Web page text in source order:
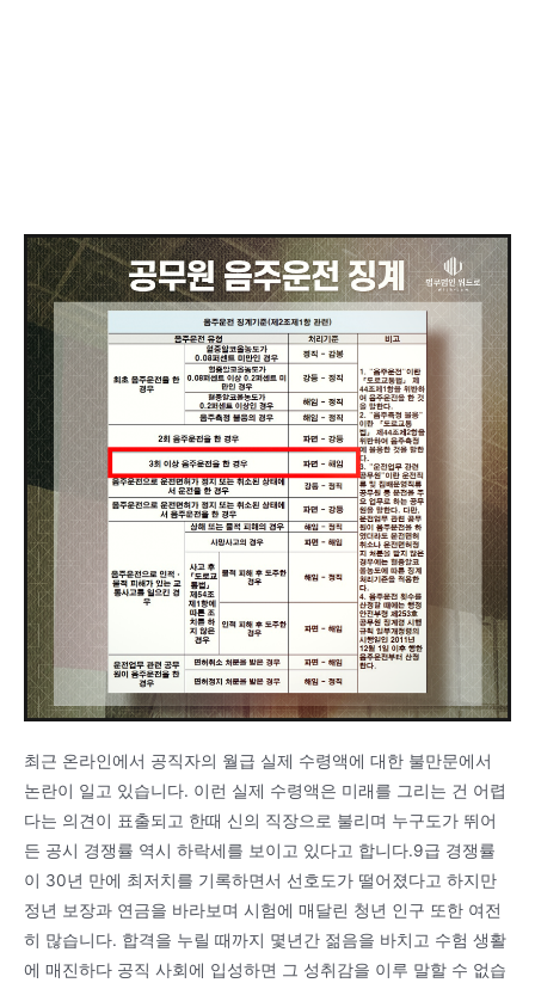
최근 온라인에서 공직자의 월급 실제 수령액에 대한 불만문에서
논란이 일고 있습니다. 이런 실제 수령액은 미래를 그리는 건 어렵
다는 의견이 표출되고 한때 신의 직장으로 불리며 누구도가 뛰어
든 공시 경쟁률 역시 하락세를 보이고 있다고 합니다.9급 경쟁률
이 30년 만에 최저치를 기록하면서 선호도가 떨어졌다고 하지만
정년 보장과 연금을 바라보며 시험에 매달린 청년 인구 또한 여전
히 많습니다. 합격을 누릴 때까지 몇년간 젊음을 바치고 수험 생활
에 매진하다 공직 사회에 입성하면 그 성취감을 이루 말할 수 없습